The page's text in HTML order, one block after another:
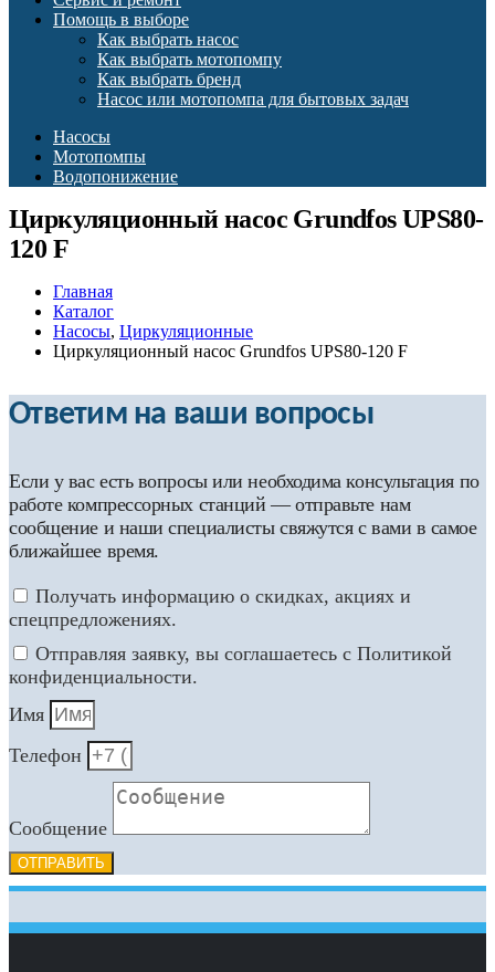
Помощь в выборе
Как выбрать насос
Как выбрать мотопомпу
Как выбрать бренд
Насос или мотопомпа для бытовых задач
Насосы
Мотопомпы
Водопонижение
Циркуляционный насос Grundfos UPS80-
120 F
Главная
Каталог
Насосы, Циркуляционные
Циркуляционный насос Grundfos UPS80-120 F
Ответим на ваши вопросы
Если у вас есть вопросы или необходима консультация по
работе компрессорных станций — отправьте нам
сообщение и наши специалисты свяжутся с вами в самое
ближайшее время.
Получать информацию о скидках, акциях и
спецпредложениях.
Отправляя заявку, вы соглашаетесь с Политикой
конфиденциальности.
Имя
Телефон
Сообщение
ОТПРАВИТЬ